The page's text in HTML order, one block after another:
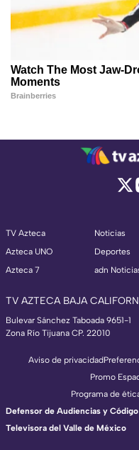
TV Azteca
Azteca UNO
Azteca 7
Noticias
Deportes
adn
TV AZTECA BAJA
Bulevar Sánchez Taboada 9651-1
Zona Río Tijuana CP. 22010
Aviso de privacidad
Promo
Programa de
Defensor de Audiencias y
Televisora del Valle de México